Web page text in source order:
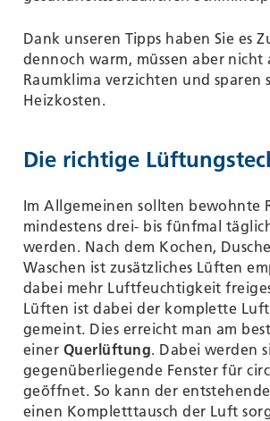
Dank unseren Tipps haben Sie es
dennoch warm, müssen aber nicht
Raumklima verzichten und sparen
Heizkosten.
Die richtige
Im Allgemeinen sollten bewohnte
mindestens drei- bis fünfmal
werden. Nach dem Kochen,
Waschen ist zusätzliches Lüften
dabei mehr Luftfeuchtigkeit
Lüften ist dabei der komplette
gemeint. Dies erreicht man am
einer Querlüftung. Dabei werden
gegenüberliegende Fenster für
geöffnet. So kann der
einen Kompletttausch der Luft